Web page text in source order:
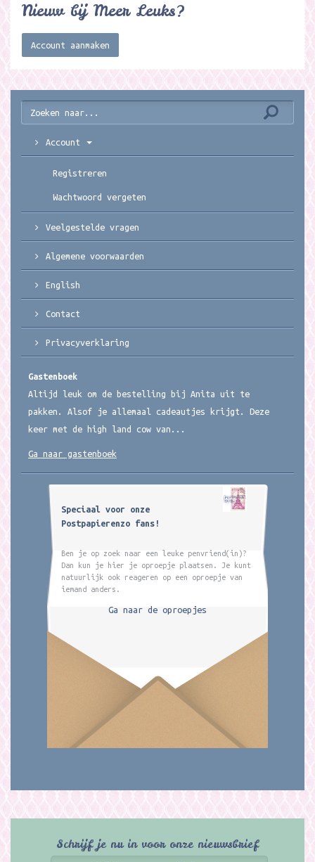
Nieuw bij Meer Leuks?
Account aanmaken
Account
Registreren
Wachtwoord vergeten
Veelgestelde vragen
Algemene voorwaarden
English
Contact
Privacyverklaring
Gastenboek
Altijd leuk om de bestelling bij Anita uit te
pakken. Alsof je allemaal cadeautjes krijgt. Deze
keer met de high land cow van...
Ga naar gastenboek
Speciaal voor onze
Postpapierenzo fans!
Ben je op zoek naar een leuke penvriend(in)?
Dan kun je hier je oproepje plaatsen. Je kunt
natuurlijk ook reageren op een oproepje van
iemand anders.
Ga naar de oproepjes
Schrijf je nu in voor onze nieuwsbrief